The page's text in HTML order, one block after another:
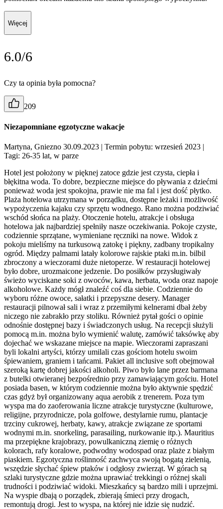
Więcej
6.0/6
Czy ta opinia była pomocna?
209
Niezapomniane egzotyczne wakacje
Martyna, Gniezno 30.09.2023 | Termin pobytu: wrzesień 2023 |
Tagi: 26-35 lat, w parze
Hotel jest położony w pięknej zatoce gdzie jest czysta, ciepła i
błękitna woda. To dobre, bezpieczne miejsce do pływania z dziećmi
ponieważ woda jest spokojna, prawie nie ma fal i jest dość płytko.
Plaża hotelowa utrzymana w porządku, dostępne leżaki i możliwość
wypożyczenia kajaku czy sprzętu wodnego. Rano można podziwiać
wschód słońca na plaży. Otoczenie hotelu, atrakcje i obsługa
hotelowa jak najbardziej spełniły nasze oczekiwania. Pokoje czyste,
codziennie sprzątane, wymieniane ręczniki na nowe. Widok z
pokoju mieliśmy na turkusową zatokę i piękny, zadbany tropikalny
ogród. Między palmami latały kolorowe rajskie ptaki m.in. bilbil
zbroczony a wieczorami duże nietoperze. W restauracji hotelowej
było dobre, urozmaicone jedzenie. Do posiłków przysługiwały
świeżo wyciskane soki z owoców, kawa, herbata, woda oraz napoje
alkoholowe. Każdy mógł znaleźć coś dla siebie. Codziennie do
wyboru różne owoce, sałatki i przepyszne desery. Manager
restauracji pilnował sali i wraz z przemiłymi kelnerami dbał żeby
niczego nie zabrakło przy stoliku. Również pytał gości o opinie
odnośnie dostępnej bazy i świadczonych usług. Na recepcji służyli
pomocą m.in. można bylo wymienić walutę, zamówić taksówkę aby
dojechać we wskazane miejsce na mapie. Wieczorami zapraszani
byli lokalni artyści, którzy umilali czas gościom hotelu swoim
śpiewaniem, graniem i tańcami. Pakiet all inclusive soft obejmował
szeroką kartę dobrej jakości alkoholi. Piwo było lane przez barmana
z butelki otwieranej bezpośrednio przy zamawiającym gościu. Hotel
posiada basen, w którym codziennie można było aktywnie spędzić
czas gdyż był organizowany aqua aerobik z trenerem. Poza tym
wyspa ma do zaoferowania liczne atrakcje turystyczne (kulturowe,
religijne, przyrodnicze, pola golfowe, destylarnie rumu, plantacje
trzciny cukrowej, herbaty, kawy, atrakcje związane ze sportami
wodnymi m.in. snorkeling, parasailing, nurkowanie itp.). Mauritius
ma przepiękne krajobrazy, powulkaniczną ziemię o różnych
kolorach, rafy koralowe, podwodny wodospad oraz plaże z białym
piaskiem. Egzotyczna roślinność zachwyca swoją bogatą zielenią,
wszędzie słychać śpiew ptaków i odgłosy zwierząt. W górach są
szlaki turystyczne gdzie można uprawiać trekkingi o różnej skali
trudności i podziwiać widoki. Mieszkańcy są bardzo mili i uprzejmi.
Na wyspie dbają o porządek, zbierają śmieci przy drogach,
remontują drogi. Jest to wyspa, na której nie idzie się nudzić.